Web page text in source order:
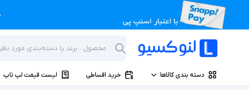
دسته بندی کالاها خرید اقساطی لیست قیمت لپ تاپ